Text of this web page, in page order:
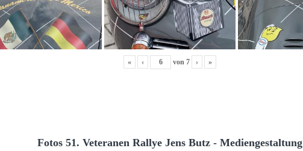
« ‹ von 7 › »
Fotos 51. Veteranen Rallye Jens Butz - Mediengestaltung